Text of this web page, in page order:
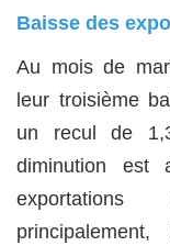
Baisse des
Au mois de
leur troisième
un recul de
diminution est